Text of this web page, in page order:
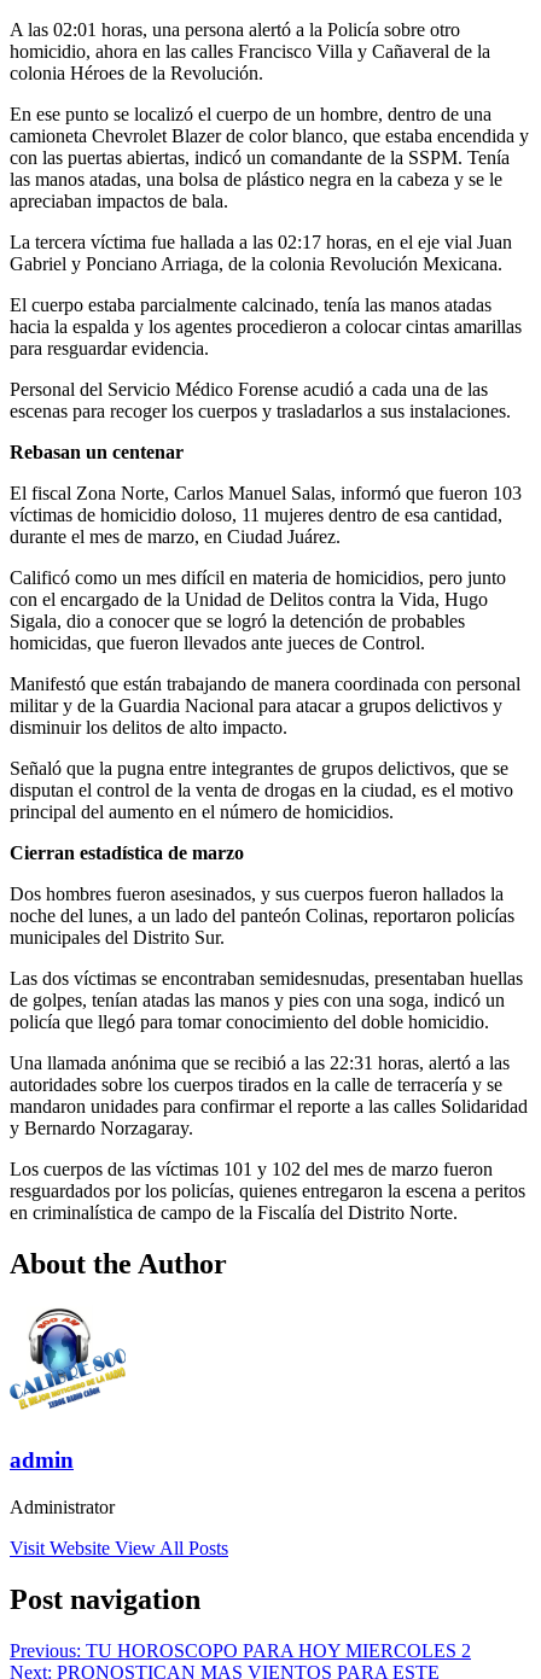
A las 02:01 horas, una persona alertó a la Policía sobre otro
homicidio, ahora en las calles Francisco Villa y Cañaveral de la
colonia Héroes de la Revolución.
En ese punto se localizó el cuerpo de un hombre, dentro de una
camioneta Chevrolet Blazer de color blanco, que estaba encendida y
con las puertas abiertas, indicó un comandante de la SSPM. Tenía
las manos atadas, una bolsa de plástico negra en la cabeza y se le
apreciaban impactos de bala.
La tercera víctima fue hallada a las 02:17 horas, en el eje vial Juan
Gabriel y Ponciano Arriaga, de la colonia Revolución Mexicana.
El cuerpo estaba parcialmente calcinado, tenía las manos atadas
hacia la espalda y los agentes procedieron a colocar cintas amarillas
para resguardar evidencia.
Personal del Servicio Médico Forense acudió a cada una de las
escenas para recoger los cuerpos y trasladarlos a sus instalaciones.
Rebasan un centenar
El fiscal Zona Norte, Carlos Manuel Salas, informó que fueron 103
víctimas de homicidio doloso, 11 mujeres dentro de esa cantidad,
durante el mes de marzo, en Ciudad Juárez.
Calificó como un mes difícil en materia de homicidios, pero junto
con el encargado de la Unidad de Delitos contra la Vida, Hugo
Sigala, dio a conocer que se logró la detención de probables
homicidas, que fueron llevados ante jueces de Control.
Manifestó que están trabajando de manera coordinada con personal
militar y de la Guardia Nacional para atacar a grupos delictivos y
disminuir los delitos de alto impacto.
Señaló que la pugna entre integrantes de grupos delictivos, que se
disputan el control de la venta de drogas en la ciudad, es el motivo
principal del aumento en el número de homicidios.
Cierran estadística de marzo
Dos hombres fueron asesinados, y sus cuerpos fueron hallados la
noche del lunes, a un lado del panteón Colinas, reportaron policías
municipales del Distrito Sur.
Las dos víctimas se encontraban semidesnudas, presentaban huellas
de golpes, tenían atadas las manos y pies con una soga, indicó un
policía que llegó para tomar conocimiento del doble homicidio.
Una llamada anónima que se recibió a las 22:31 horas, alertó a las
autoridades sobre los cuerpos tirados en la calle de terracería y se
mandaron unidades para confirmar el reporte a las calles Solidaridad
y Bernardo Norzagaray.
Los cuerpos de las víctimas 101 y 102 del mes de marzo fueron
resguardados por los policías, quienes entregaron la escena a peritos
en criminalística de campo de la Fiscalía del Distrito Norte.
About the Author
admin
Administrator
Visit Website View All Posts
Post navigation
Previous: TU HOROSCOPO PARA HOY MIERCOLES 2
Next: PRONOSTICAN MAS VIENTOS PARA ESTE